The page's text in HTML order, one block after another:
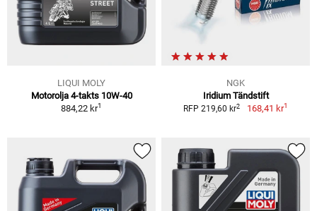
LIQUI MOLY
Motorolja 4-takts 10W-40
884,22 kr1
NGK
Iridium Tändstift
RFP 219,60 kr2 168,41 kr1